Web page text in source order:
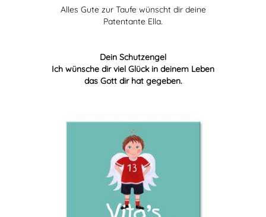
Alles Gute zur Taufe wünscht dir deine
Patentante Ella.
Dein Schutzengel
Ich wünsche dir viel Glück in deinem Leben
das Gott dir hat gegeben.